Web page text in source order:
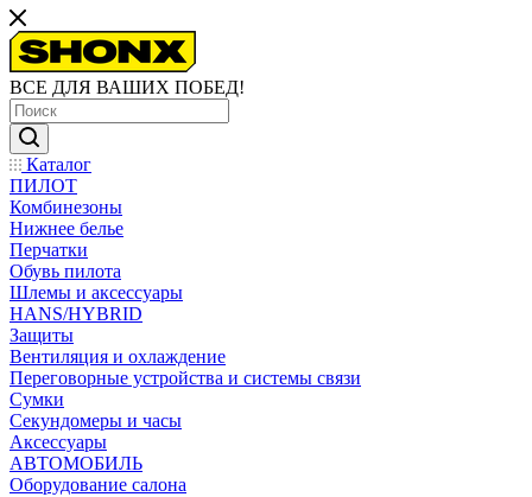
ВСЕ ДЛЯ ВАШИХ ПОБЕД!
Каталог
ПИЛОТ
Комбинезоны
Нижнее белье
Перчатки
Обувь пилота
Шлемы и аксессуары
HANS/HYBRID
Защиты
Вентиляция и охлаждение
Переговорные устройства и системы связи
Сумки
Секундомеры и часы
Аксессуары
АВТОМОБИЛЬ
Оборудование салона